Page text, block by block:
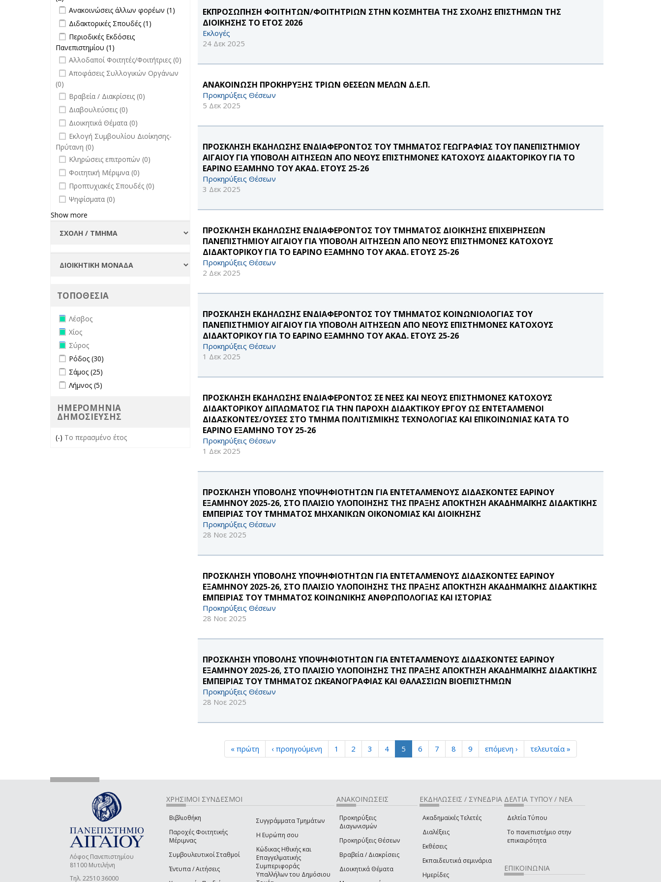
ΕΚΠΡΟΣΩΠΗΣΗ ΦΟΙΤΗΤΩΝ/ΦΟΙΤΗΤΡΙΩΝ ΣΤΗΝ ΚΟΣΜΗΤΕΙΑ ΤΗΣ ΣΧΟΛΗΣ ΕΠΙΣΤΗΜΩΝ ΤΗΣ
ΔΙΟΙΚΗΣΗΣ ΤΟ ΕΤΟΣ 2026
Εκλογές
24 Δεκ 2025
ΑΝΑΚΟΙΝΩΣΗ ΠΡΟΚΗΡΥΞΗΣ ΤΡΙΩΝ ΘΕΣΕΩΝ ΜΕΛΩΝ Δ.Ε.Π.
Προκηρύξεις Θέσεων
5 Δεκ 2025
ΠΡΟΣΚΛΗΣΗ ΕΚΔΗΛΩΣΗΣ ΕΝΔΙΑΦΕΡΟΝΤΟΣ ΤΟΥ ΤΜΗΜΑΤΟΣ ΓΕΩΓΡΑΦΙΑΣ ΤΟΥ ΠΑΝΕΠΙΣΤΗΜΙΟΥ
ΑΙΓΑΙΟΥ ΓΙΑ ΥΠΟΒΟΛΗ ΑΙΤΗΣΕΩΝ ΑΠΟ ΝΕΟΥΣ ΕΠΙΣΤΗΜΟΝΕΣ ΚΑΤΟΧΟΥΣ ΔΙΔΑΚΤΟΡΙΚΟΥ ΓΙΑ ΤΟ
ΕΑΡΙΝΟ ΕΞΑΜΗΝΟ ΤΟΥ ΑΚΑΔ. ΕΤΟΥΣ 25-26
Προκηρύξεις Θέσεων
3 Δεκ 2025
ΠΡΟΣΚΛΗΣΗ ΕΚΔΗΛΩΣΗΣ ΕΝΔΙΑΦΕΡΟΝΤΟΣ ΤΟΥ ΤΜΗΜΑΤΟΣ ΔΙΟΙΚΗΣΗΣ ΕΠΙΧΕΙΡΗΣΕΩΝ
ΠΑΝΕΠΙΣΤΗΜΙΟΥ ΑΙΓΑΙΟΥ ΓΙΑ ΥΠΟΒΟΛΗ ΑΙΤΗΣΕΩΝ ΑΠΟ ΝΕΟΥΣ ΕΠΙΣΤΗΜΟΝΕΣ ΚΑΤΟΧΟΥΣ
ΔΙΔΑΚΤΟΡΙΚΟΥ ΓΙΑ ΤΟ ΕΑΡΙΝΟ ΕΞΑΜΗΝΟ ΤΟΥ ΑΚΑΔ. ΕΤΟΥΣ 25-26
Προκηρύξεις Θέσεων
2 Δεκ 2025
ΠΡΟΣΚΛΗΣΗ ΕΚΔΗΛΩΣΗΣ ΕΝΔΙΑΦΕΡΟΝΤΟΣ ΤΟΥ ΤΜΗΜΑΤΟΣ ΚΟΙΝΩΝΙΟΛΟΓΙΑΣ ΤΟΥ
ΠΑΝΕΠΙΣΤΗΜΙΟΥ ΑΙΓΑΙΟΥ ΓΙΑ ΥΠΟΒΟΛΗ ΑΙΤΗΣΕΩΝ ΑΠΟ ΝΕΟΥΣ ΕΠΙΣΤΗΜΟΝΕΣ ΚΑΤΟΧΟΥΣ
ΔΙΔΑΚΤΟΡΙΚΟΥ ΓΙΑ ΤΟ ΕΑΡΙΝΟ ΕΞΑΜΗΝΟ ΤΟΥ ΑΚΑΔ. ΕΤΟΥΣ 25-26
Προκηρύξεις Θέσεων
1 Δεκ 2025
ΠΡΟΣΚΛΗΣΗ ΕΚΔΗΛΩΣΗΣ ΕΝΔΙΑΦΕΡΟΝΤΟΣ ΣΕ ΝΕΕΣ ΚΑΙ ΝΕΟΥΣ ΕΠΙΣΤΗΜΟΝΕΣ ΚΑΤΟΧΟΥΣ
ΔΙΔΑΚΤΟΡΙΚΟΥ ΔΙΠΛΩΜΑΤΟΣ ΓΙΑ ΤΗΝ ΠΑΡΟΧΗ ΔΙΔΑΚΤΙΚΟΥ ΕΡΓΟΥ ΩΣ ΕΝΤΕΤΑΛΜΕΝΟΙ
ΔΙΔΑΣΚΟΝΤΕΣ/ΟΥΣΕΣ ΣΤΟ ΤΜΗΜΑ ΠΟΛΙΤΙΣΜΙΚΗΣ ΤΕΧΝΟΛΟΓΙΑΣ ΚΑΙ ΕΠΙΚΟΙΝΩΝΙΑΣ ΚΑΤΑ ΤΟ
ΕΑΡΙΝΟ ΕΞΑΜΗΝΟ ΤΟΥ 25-26
Προκηρύξεις Θέσεων
1 Δεκ 2025
ΠΡΟΣΚΛΗΣΗ ΥΠΟΒΟΛΗΣ ΥΠΟΨΗΦΙΟΤΗΤΩΝ ΓΙΑ ΕΝΤΕΤΑΛΜΕΝΟΥΣ ΔΙΔΑΣΚΟΝΤΕΣ ΕΑΡΙΝΟΥ
ΕΞΑΜΗΝΟΥ 2025-26, ΣΤΟ ΠΛΑΙΣΙΟ ΥΛΟΠΟΙΗΣΗΣ ΤΗΣ ΠΡΑΞΗΣ ΑΠΟΚΤΗΣΗ ΑΚΑΔΗΜΑΪΚΗΣ ΔΙΔΑΚΤΙΚΗΣ
ΕΜΠΕΙΡΙΑΣ ΤΟΥ ΤΜΗΜΑΤΟΣ ΜΗΧΑΝΙΚΩΝ ΟΙΚΟΝΟΜΙΑΣ ΚΑΙ ΔΙΟΙΚΗΣΗΣ
Προκηρύξεις Θέσεων
28 Νοε 2025
ΠΡΟΣΚΛΗΣΗ ΥΠΟΒΟΛΗΣ ΥΠΟΨΗΦΙΟΤΗΤΩΝ ΓΙΑ ΕΝΤΕΤΑΛΜΕΝΟΥΣ ΔΙΔΑΣΚΟΝΤΕΣ ΕΑΡΙΝΟΥ
ΕΞΑΜΗΝΟΥ 2025-26, ΣΤΟ ΠΛΑΙΣΙΟ ΥΛΟΠΟΙΗΣΗΣ ΤΗΣ ΠΡΑΞΗΣ ΑΠΟΚΤΗΣΗ ΑΚΑΔΗΜΑΪΚΗΣ ΔΙΔΑΚΤΙΚΗΣ
ΕΜΠΕΙΡΙΑΣ ΤΟΥ ΤΜΗΜΑΤΟΣ ΚΟΙΝΩΝΙΚΗΣ ΑΝΘΡΩΠΟΛΟΓΙΑΣ ΚΑΙ ΙΣΤΟΡΙΑΣ
Προκηρύξεις Θέσεων
28 Νοε 2025
ΠΡΟΣΚΛΗΣΗ ΥΠΟΒΟΛΗΣ ΥΠΟΨΗΦΙΟΤΗΤΩΝ ΓΙΑ ΕΝΤΕΤΑΛΜΕΝΟΥΣ ΔΙΔΑΣΚΟΝΤΕΣ ΕΑΡΙΝΟΥ
ΕΞΑΜΗΝΟΥ 2025-26, ΣΤΟ ΠΛΑΙΣΙΟ ΥΛΟΠΟΙΗΣΗΣ ΤΗΣ ΠΡΑΞΗΣ ΑΠΟΚΤΗΣΗ ΑΚΑΔΗΜΑΪΚΗΣ ΔΙΔΑΚΤΙΚΗΣ
ΕΜΠΕΙΡΙΑΣ ΤΟΥ ΤΜΗΜΑΤΟΣ ΩΚΕΑΝΟΓΡΑΦΙΑΣ ΚΑΙ ΘΑΛΑΣΣΙΩΝ ΒΙΟΕΠΙΣΤΗΜΩΝ
Προκηρύξεις Θέσεων
28 Νοε 2025
« πρώτη ‹ προηγούμενη 1 2 3 4 5 6 7 8 9 επόμενη › τελευταία »
επικαιρότητα filter
Apply Ανακοινώσεις άλλων φορέων
filter
Ανακοινώσεις άλλων φορέων (1)
Ανακοινώσεις
φορέων filter
Apply Διδακτορικές Σπουδές filter
Διδακτορικές Σπουδές (1)
Apply Περιοδικές Εκδόσεις
Πανεπιστημίου filter
Περιοδικές Εκδόσεις
Πανεπιστημίου (1)
Εκδόσεις
Πανεπιστημίου filter
undefined
Αλλοδαποί Φοιτητές/Φοιτήτριες (0)
undefined
Αποφάσεις Συλλογικών Οργάνων
(0)
undefined
Βραβεία / Διακρίσεις (0)
undefined
Διαβουλεύσεις (0)
undefined
Διοικητικά Θέματα (0)
undefined
Εκλογή Συμβουλίου Διοίκησης-
Πρύτανη (0)
undefined
Κληρώσεις επιτροπών (0)
undefined
Φοιτητική Μέριμνα (0)
undefined
Προπτυχιακές Σπουδές (0)
undefined
Ψηφίσματα (0)
Show more
ΤΟΠΟΘΕΣΙΑ
Remove Λέσβος filter
Λέσβος
Remove Χίος filter
Χίος
Remove Σύρος filter
Σύρος
Apply Ρόδος filter
Ρόδος (30)
Apply Σάμος filter
Σάμος (25)
Apply Λήμνος filter
Λήμνος (5)
ΗΜΕΡΟΜΗΝΙΑ
ΔΗΜΟΣΙΕΥΣΗΣ
(-) Remove Το περασμένο έτος filter
Το περασμένο έτος
Λόφος Πανεπιστημίου
81100 Μυτιλήνη
Τηλ. 22510 36000
ΧΡΗΣΙΜΟΙ ΣΥΝΔΕΣΜΟΙ
Βιβλιοθήκη
Παροχές Φοιτητικής
Μέριμνας
Συμβουλευτικοί Σταθμοί
Έντυπα / Αιτήσεις
Συγγράμματα Τμημάτων
Η Ευρώπη σου
Κώδικας Ηθικής και
Επαγγελματικής
Συμπεριφοράς
Υπαλλήλων του Δημόσιου
ΑΝΑΚΟΙΝΩΣΕΙΣ
Προκηρύξεις
Διαγωνισμών
Προκηρύξεις Θέσεων
Βραβεία / Διακρίσεις
Διοικητικά Θέματα
ΕΚΔΗΛΩΣΕΙΣ / ΣΥΝΕΔΡΙΑ
Ακαδημαϊκές Τελετές
Διαλέξεις
Εκθέσεις
Εκπαιδευτικά σεμινάρια
Ημερίδες
ΔΕΛΤΙΑ ΤΥΠΟΥ / ΝΕΑ
Δελτία Τύπου
Το πανεπιστήμιο στην
επικαιρότητα
ΕΠΙΚΟΙΝΩΝΙΑ